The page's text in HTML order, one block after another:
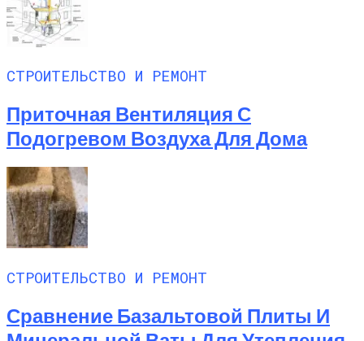
СТРОИТЕЛЬСТВО И РЕМОНТ
Приточная Вентиляция С
Подогревом Воздуха Для Дома
СТРОИТЕЛЬСТВО И РЕМОНТ
Сравнение Базальтовой Плиты И